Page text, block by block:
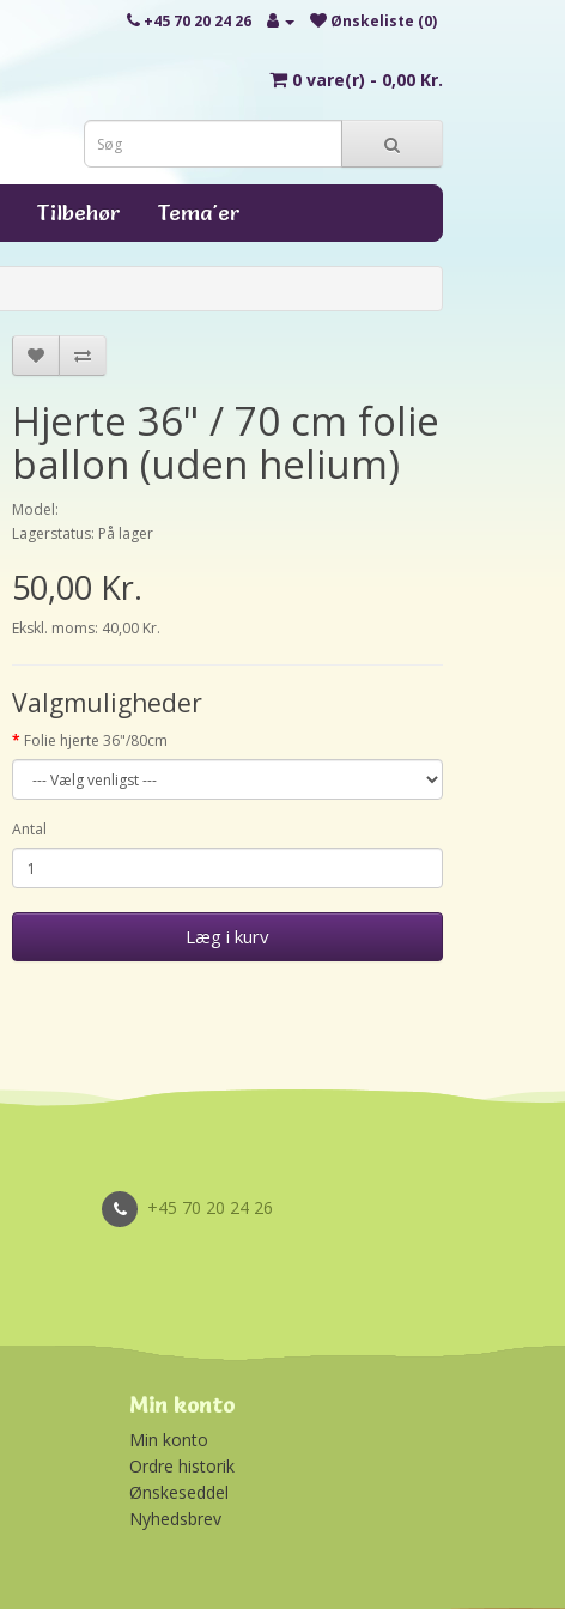
+45 70 20 24 26 Ønskeliste (0)
0 vare(r) - 0,00 Kr.
Tilbehør Tema'er
Hjerte 36" / 70 cm folie
ballon (uden helium)
Model:
Lagerstatus: På lager
50,00 Kr.
Ekskl. moms: 40,00 Kr.
Valgmuligheder
Folie hjerte 36"/80cm
Antal
Læg i kurv
+45 70 20 24 26
Min konto
Min konto
Ordre historik
Ønskeseddel
Nyhedsbrev